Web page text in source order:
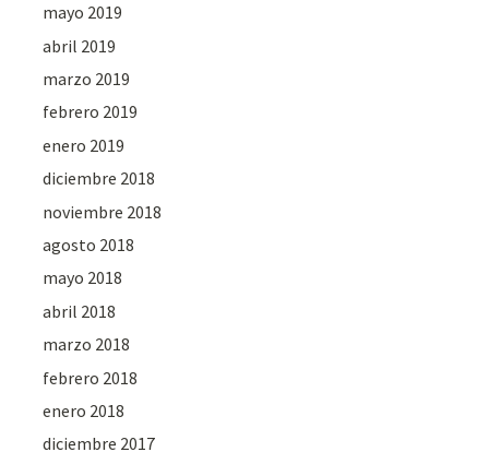
mayo 2019
abril 2019
marzo 2019
febrero 2019
enero 2019
diciembre 2018
noviembre 2018
agosto 2018
mayo 2018
abril 2018
marzo 2018
febrero 2018
enero 2018
diciembre 2017